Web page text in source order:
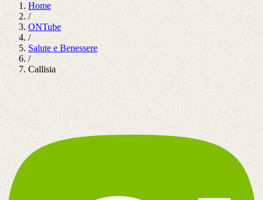
Home
/
ONTube
/
Salute e Benessere
/
Callisia